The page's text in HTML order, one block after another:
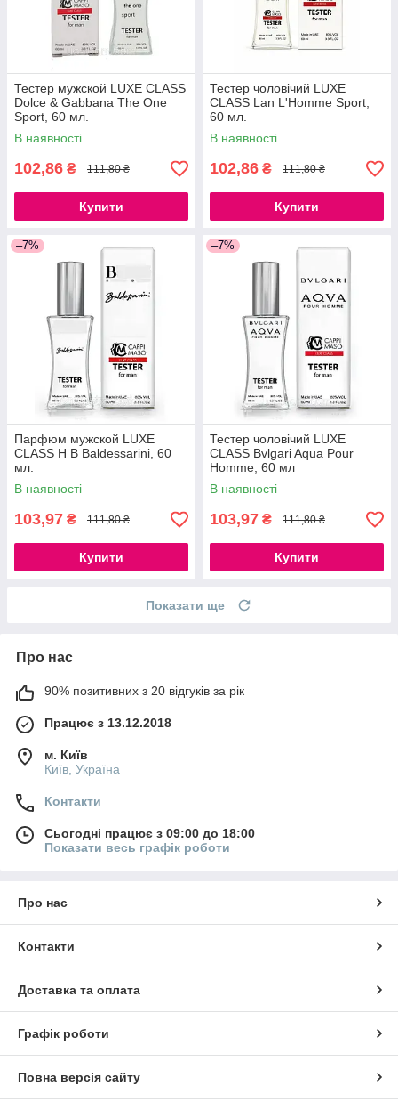
Тестер мужской LUXE CLASS
Dolce & Gabbana The One
Sport, 60 мл.
В наявності
102,86 ₴ 111,80 ₴
Купити
Тестер чоловічий LUXE
CLASS Lan L'Homme Sport,
60 мл.
В наявності
102,86 ₴ 111,80 ₴
Купити
–7%
Парфюм мужской LUXE
CLASS H B Baldessarini, 60
мл.
В наявності
103,97 ₴ 111,80 ₴
Купити
–7%
Тестер чоловічий LUXE
CLASS Bvlgari Aqua Pour
Homme, 60 мл
В наявності
103,97 ₴ 111,80 ₴
Купити
Показати ще
Про нас
90% позитивних з 20 відгуків за рік
Працює з 13.12.2018
м. Київ
Київ, Україна
Контакти
Сьогодні працює з 09:00 до 18:00
Показати весь графік роботи
Про нас
Контакти
Доставка та оплата
Графік роботи
Повна версія сайту